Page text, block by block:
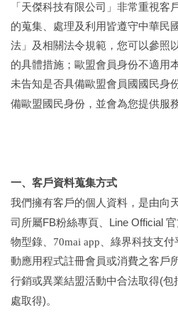
「天傑科技有限公司」非常重視客
的蒐集、處理及利用皆遵守中華民
法」及相關法令規範，您可以參照
的具體措施；歐盟會員身份不適用
未告知是否具備歐盟會員國國民身
備歐盟國民身份，並會為您提供服
一、客戶資料蒐集方式
我們擁有客戶的個人資料，是由向
司所屬FB粉絲專頁 Line Official
物型錄、70mai app、綠界科技支
動應用程式註冊會員或消費之客戶
行銷或異業結盟活動中合法取得(包
處取得)。